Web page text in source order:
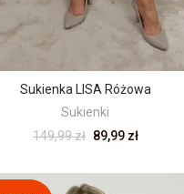
Sukienka LISA Różowa
Sukienki
149,99 zł 89,99 zł